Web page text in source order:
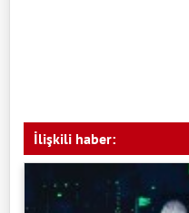
İlişkili haber: